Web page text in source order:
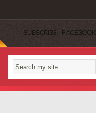
SUBSCRIBE FACEBOOK